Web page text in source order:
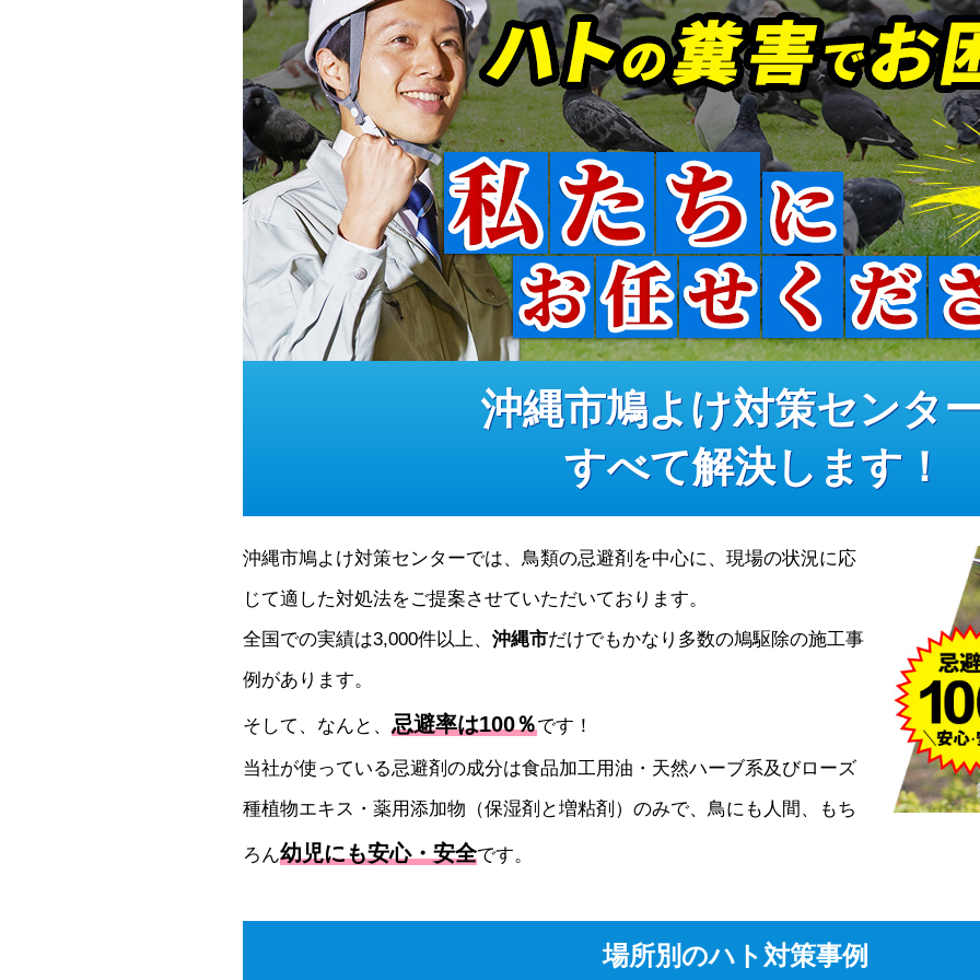
沖縄市鳩よけ対策センタ
すべて解決します！
沖縄市鳩よけ対策センターでは、鳥類の忌避剤を中心に、現場の状況に応
じて適した対処法をご提案させていただいております。
全国での実績は3,000件以上、 沖縄市だけでもかなり多数の鳩駆除の施工事
例があります。
そして、なんと、 忌避率は100％です！
当社が使っている忌避剤の成分は食品加工用油・天然ハーブ系及びローズ
種植物エキス・薬用添加物（保湿剤と増粘剤）のみで、鳥にも人間、もち
ろん幼児にも安心・安全です。
場所別のハト対策事例